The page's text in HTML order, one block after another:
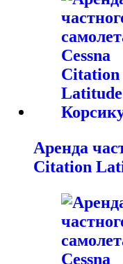
Аренда
Citation